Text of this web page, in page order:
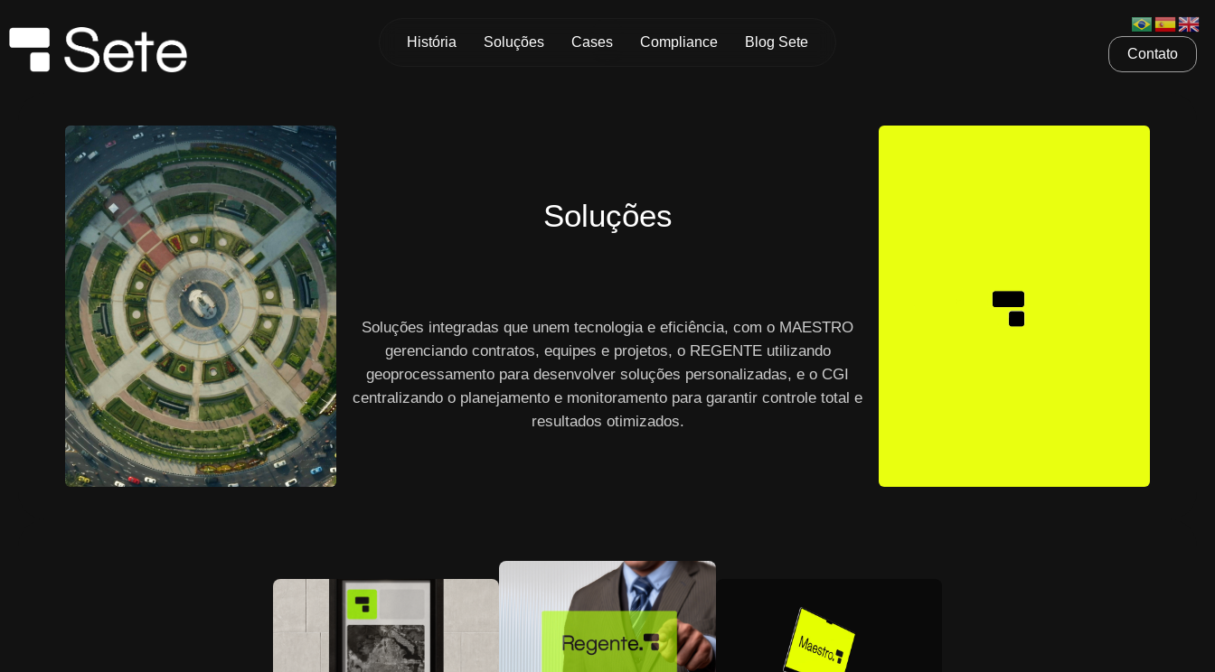
História Soluções Cases Compliance Blog Sete
Contato
Soluções
Soluções integradas que unem tecnologia e eficiência, com o MAESTRO
gerenciando contratos, equipes e projetos, o REGENTE utilizando
geoprocessamento para desenvolver soluções personalizadas, e o CGI
centralizando o planejamento e monitoramento para garantir controle total e
resultados otimizados.